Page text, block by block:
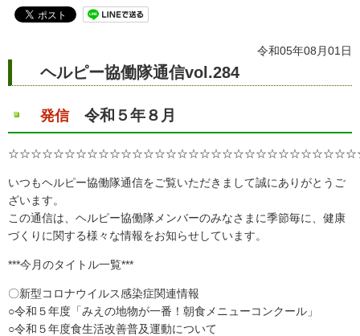
令和05年08月01日
ヘルピー協働隊通信vol.284
発信令和５年８月
いつもヘルピー協働隊通信をご覧いただきまして誠にありがとうご
ざいます。
この通信は、ヘルピー協働隊メンバーのみなさまに季節毎に、健康
づくりに関する様々な情報をお知らせしています。
***今月のタイトル一覧***
〇新型コロナウイルス感染症関連情報
○令和５年度「みえの地物が一番！朝食メニューコンクール」
○令和５年度食生活改善普及運動について